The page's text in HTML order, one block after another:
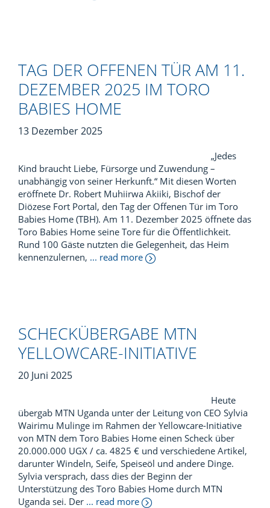
TAG DER OFFENEN TÜR AM 11.
DEZEMBER 2025 IM TORO
BABIES HOME
13 Dezember 2025
„Jedes
Kind braucht Liebe, Fürsorge und Zuwendung –
unabhängig von seiner Herkunft.“ Mit diesen Worten
eröffnete Dr. Robert Muhiirwa Akiiki, Bischof der
Diözese Fort Portal, den Tag der Offenen Tür im Toro
Babies Home (TBH). Am 11. Dezember 2025 öffnete das
Toro Babies Home seine Tore für die Öffentlichkeit.
Rund 100 Gäste nutzten die Gelegenheit, das Heim
kennenzulernen, ... read more
SCHECKÜBERGABE MTN
YELLOWCARE-INITIATIVE
20 Juni 2025
Heute
übergab MTN Uganda unter der Leitung von CEO Sylvia
Wairimu Mulinge im Rahmen der Yellowcare-Initiative
von MTN dem Toro Babies Home einen Scheck über
20.000.000 UGX / ca. 4825 € und verschiedene Artikel,
darunter Windeln, Seife, Speiseöl und andere Dinge.
Sylvia versprach, dass dies der Beginn der
Unterstützung des Toro Babies Home durch MTN
Uganda sei. Der ... read more